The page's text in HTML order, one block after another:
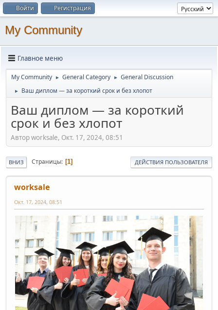
Войти Регистрация
My Community
Главное меню
My Community ► General Category ► General Discussion
► Ваш диплом — за короткий срок и без хлопот
Ваш диплом — за короткий
срок и без хлопот
Автор worksale, Окт. 17, 2024, 08:51
ВНИЗ Страницы 1 ДЕЙСТВИЯ ПОЛЬЗОВАТЕЛЯ
worksale
Окт. 17, 2024, 08:51